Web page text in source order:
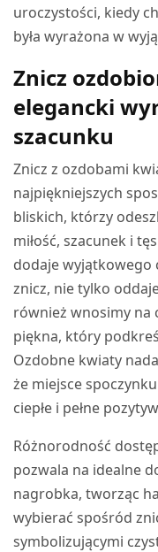
uroczystości, kiedy
była wyrażona w
Znicz
elegancki
szacunku
Znicz z ozdobami
najpiękniejszych
bliskich, którzy
miłość, szacunek i
dodaje wyjątkowego
znicz, nie tylko
również wnosimy na
piękna, który
Ozdobne kwiaty
że miejsce
ciepłe i pełne
Różnorodność
pozwala na idealne
nagrobka, tworząc
wybierać spośród
symbolizującymi